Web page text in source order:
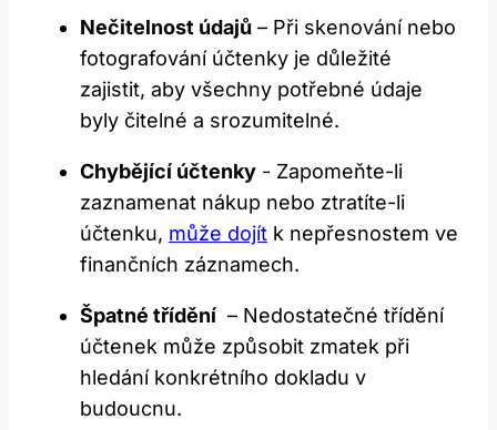
Nečitelnost údajů – Při skenování nebo
fotografování účtenky je důležité
zajistit, aby ⁤všechny ⁣potřebné údaje
byly čitelné a ⁣srozumitelné.
Chybějící účtenky ​- ⁣Zapomeňte-li
zaznamenat ​nákup⁤ nebo ztratíte-li
účtenku, může dojít k nepřesnostem ve
finančních záznamech.
Špatné⁢ třídění ​ – Nedostatečné třídění
účtenek může způsobit zmatek při
hledání konkrétního​ dokladu v
budoucnu.